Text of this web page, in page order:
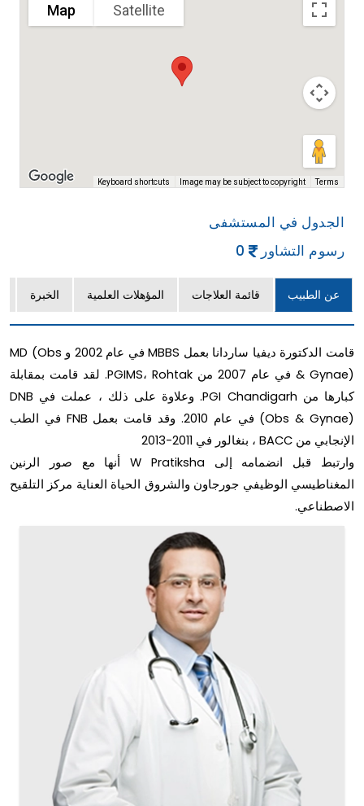
Map Satellite
Keyboard shortcuts Image may be subject to copyright Terms
الجدول في المستشفى
رسوم التشاور
عن الطبيب قائمة العلاجات المؤهلات العلمية الخبرة
قامت الدكتورة ديفيا ساردانا بعمل MBBS في عام 2002 و MD (Obs
& Gynae) في عام 2007 من PGIMS، Rohtak. لقد قامت بمقابلة
كبارها من PGI Chandigarh. وعلاوة على ذلك ، عملت في DNB
(Obs & Gynae) في عام 2010. وقد قامت بعمل FNB في الطب
الإنجابي من BACC ، بنغالور في 2011-2013
وارتبط قبل انضمامه إلى W Pratiksha أنها مع صور الرنين
المغناطيسي الوظيفي جورجاون والشروق الحياة العناية مركز التلقيح
الاصطناعي.